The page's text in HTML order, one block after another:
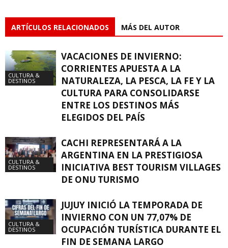
ARTÍCULOS RELACIONADOS MÁS DEL AUTOR
CULTURA &
DESTINOS
VACACIONES DE INVIERNO:
CORRIENTES APUESTA A LA
NATURALEZA, LA PESCA, LA FE Y LA
CULTURA PARA CONSOLIDARSE
ENTRE LOS DESTINOS MÁS
ELEGIDOS DEL PAÍS
CULTURA &
DESTINOS
CACHI REPRESENTARÁ A LA
ARGENTINA EN LA PRESTIGIOSA
INICIATIVA BEST TOURISM VILLAGES
DE ONU TURISMO
CULTURA &
DESTINOS
JUJUY INICIÓ LA TEMPORADA DE
INVIERNO CON UN 77,07% DE
OCUPACIÓN TURÍSTICA DURANTE EL
FIN DE SEMANA LARGO